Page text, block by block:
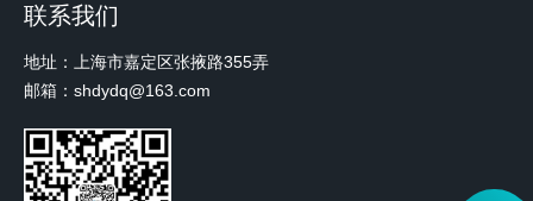
联系我们
地址：上海市嘉定区张掖路355弄
邮箱：shdydq@163.com